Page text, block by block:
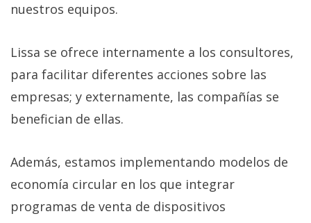
nuestros equipos.
Lissa se ofrece internamente a los consultores,
para facilitar diferentes acciones sobre las
empresas; y externamente, las compañías se
benefician de ellas.
Además, estamos implementando modelos de
economía circular en los que integrar
programas de venta de dispositivos